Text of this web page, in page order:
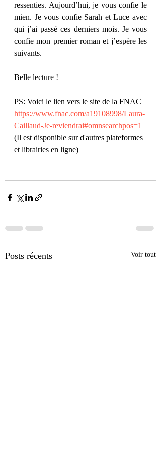
ressenties. Aujourd’hui, je vous confie le
mien. Je vous confie Sarah et Luce avec
qui j’ai passé ces derniers mois. Je vous
confie mon premier roman et j’espère les
suivants.
Belle lecture !
PS: Voici le lien vers le site de la FNAC
https://www.fnac.com/a19108998/Laura-
Caillaud-Je-reviendrai#omnsearchpos=1
(Il est disponible sur d'autres plateformes
et librairies en ligne)
Posts récents Voir tout